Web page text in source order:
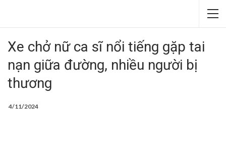
Xe chở nữ ca sĩ nổi tiếng gặp tai
nạn giữa đường, nhiều người bị
thương
4/11/2024